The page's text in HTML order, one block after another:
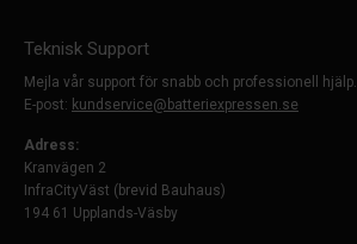
Teknisk Support
Mejla vår support för snabb och professionell hjälp.
E-post: kundservice@batteriexpressen.se
Adress:
Kranvägen 2
InfraCityVäst (brevid Bauhaus)
194 61 Upplands-Väsby